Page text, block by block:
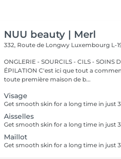
NUU beauty | Merl
332, Route de Longwy Luxembourg L-
ONGLERIE - SOURCILS - CILS - SOINS
ÉPILATION C'est ici que tout a commencé. Depuis 2022, Merl est la
toute première maison de b...
Visage
Aisselles
Maillot